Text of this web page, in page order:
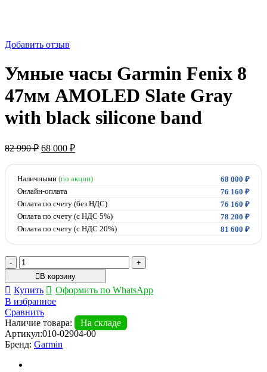
Добавить отзыв
Умные часы Garmin Fenix 8
47мм AMOLED Slate Gray
with black silicone band
82 990₽ Первоначальная
составляла
82
990 ₽.
68 000 ₽Текущая
68
000 ₽.
Наличными (по акции) 68 000 ₽
Онлайн-оплата
76 160 ₽
Оплата по счету (без НДС)
76 160 ₽
Оплата по счету (с НДС 5%)
78 200 ₽
Оплата по счету (с НДС 20%)
81 600 ₽
Количество
товара
Умные
часы
Garmin
Fenix
8
47мм
AMOLED
Gray
В корзину
Купить
Оформить по WhatsApp
В избранное
Сравнить
Наличие товара:
На складе
Артикул:010-02904-00
Бренд: Garmin